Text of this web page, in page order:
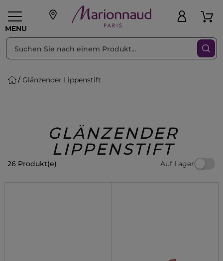
MENU
Geschenke PFLEGE
Männer
Glänzender Lippenstift
GLÄNZENDER
LIPPENSTIFT
26 Produkt(e) Auf Lager
sortieren nach Filter